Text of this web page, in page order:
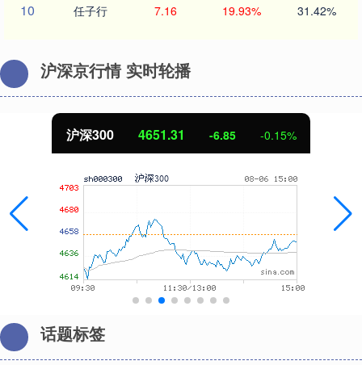
10 任子行 7.16 19.93% 31.42%
沪深京行情 实时轮播
北证50 1122.88 3.42 0.30%
话题标签